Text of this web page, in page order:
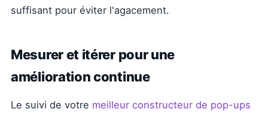
suffisant pour éviter l'agacement.
Mesurer et itérer pour une
amélioration continue
Le suivi de votre meilleur constructeur de pop-ups